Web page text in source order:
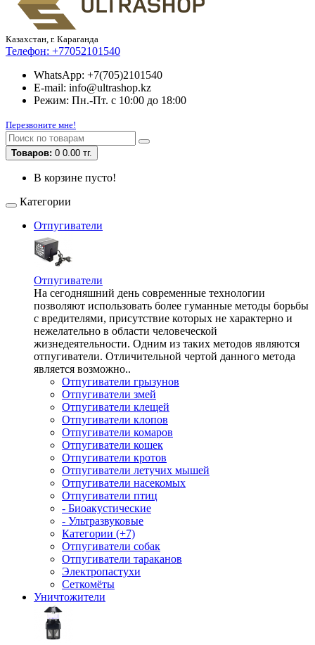
Казахстан, г. Караганда
Телефон: +77052101540
WhatsApp: +7(705)2101540
E-mail: info@ultrashop.kz
Режим: Пн.-Пт. с 10:00 до 18:00
Перезвоните мне!
Товаров: 0 0.00 тг.
В корзине пусто!
Категории
Отпугиватели
Отпугиватели
На сегодняшний день современные технологии
позволяют использовать более гуманные методы борьбы
с вредителями, присутствие которых не характерно и
нежелательно в области человеческой
жизнедеятельности. Одним из таких методов являются
отпугиватели. Отличительной чертой данного метода
является возможно..
Отпугиватели грызунов
Отпугиватели змей
Отпугиватели клещей
Отпугиватели клопов
Отпугиватели комаров
Отпугиватели кошек
Отпугиватели кротов
Отпугиватели летучих мышей
Отпугиватели насекомых
Отпугиватели птиц
- Биоакустические
- Ультразвуковые
Категории (+7)
Отпугиватели собак
Отпугиватели тараканов
Электропастухи
Сеткомёты
Уничтожители